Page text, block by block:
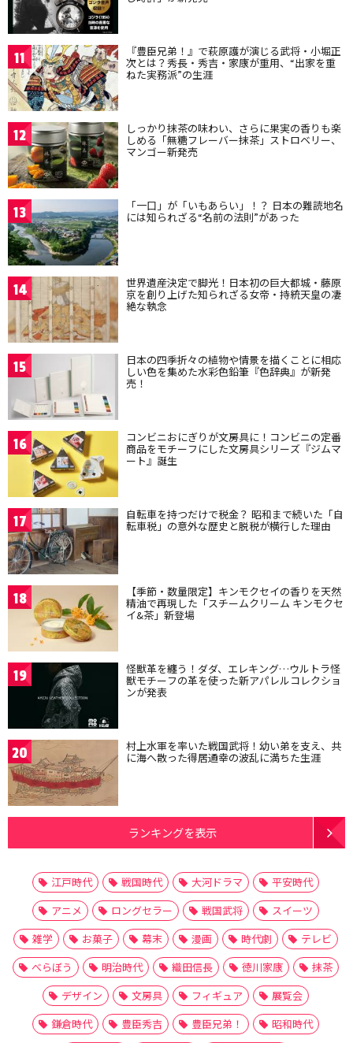
11 『豊臣兄弟！』で萩原護が演じる武将・小堀正
次とは？秀長・秀吉・家康が重用、“出家を重
ねた実務派”の生涯
12 しっかり抹茶の味わい、さらに果実の香りも楽
しめる「無糖フレーバー抹茶」ストロベリー、
マンゴー新発売
13 「一口」が「いもあらい」！？ 日本の難読地名
には知られざる“名前の法則”があった
14 世界遺産決定で脚光！日本初の巨大都城・藤原
京を創り上げた知られざる女帝・持統天皇の凄
絶な執念
15 日本の四季折々の植物や情景を描くことに相応
しい色を集めた水彩色鉛筆『色辞典』が新発
売！
16 コンビニおにぎりが文房具に！コンビニの定番
商品をモチーフにした文房具シリーズ『ジムマ
ート』誕生
17 自転車を持つだけで税金？ 昭和まで続いた「自
転車税」の意外な歴史と脱税が横行した理由
18 【季節・数量限定】キンモクセイの香りを天然
精油で再現した「スチームクリーム キンモクセ
イ&茶」新登場
19 怪獣革を纏う！ダダ、エレキング…ウルトラ怪
獣モチーフの革を使った新アパレルコレクショ
ンが発表
20 村上水軍を率いた戦国武将！幼い弟を支え、共
に海へ散った得居通幸の波乱に満ちた生涯
ランキングを表示
江戸時代 戦国時代 大河ドラマ
平安時代
アニメ
ロングセラー 戦国武将
スイーツ
雑学
お菓子 幕末 漫画 時代劇
テレビ
べらぼう
明治時代 織田信長 徳川家康
抹茶
デザイン
文房具 フィギュア
展覧会
鎌倉時代
豊臣秀吉 豊臣兄弟！
昭和時代